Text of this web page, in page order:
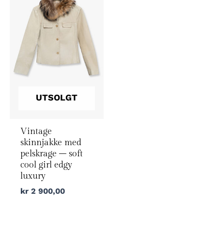
UTSOLGT
Vintage
skinnjakke med
pelskrage – soft
cool girl edgy
luxury
kr2 900,00